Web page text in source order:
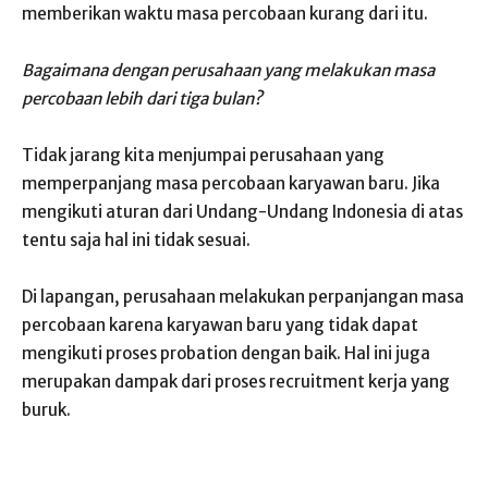
memberikan waktu masa percobaan kurang dari itu.
Bagaimana dengan perusahaan yang melakukan masa
percobaan lebih dari tiga bulan?
Tidak jarang kita menjumpai perusahaan yang
memperpanjang masa percobaan karyawan baru. Jika
mengikuti aturan dari Undang-Undang Indonesia di atas
tentu saja hal ini tidak sesuai.
Di lapangan, perusahaan melakukan perpanjangan masa
percobaan karena karyawan baru yang tidak dapat
mengikuti proses probation dengan baik. Hal ini juga
merupakan dampak dari proses recruitment kerja yang
buruk.